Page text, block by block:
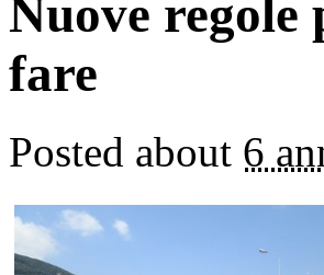
Nuove regole
fare
Posted about 6